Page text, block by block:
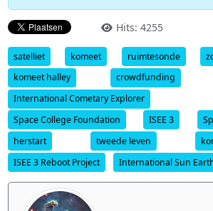
Hits: 4255
satelliet komeet ruimtesonde
komeet halley
crowdfunding
International Cometary Explorer
Space College Foundation
ISEE 3
herstart
tweede leven
ISEE 3 Reboot Project
International Sun